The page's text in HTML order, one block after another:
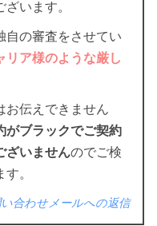
います。
自の審査をさせてい
リア様のような厳し
お伝えできません
がブラックでご契約
ざいませんのでご検
。
合わせメールへの返信